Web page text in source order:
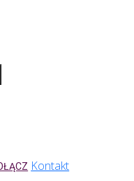
Kontakt